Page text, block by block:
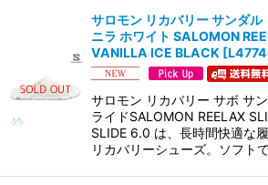
絞り込む
サロモン リカバリー サンダル
ニラ ホワイト SALOMON
VANILLA ICE BLACK [
サロモン リカバリー サボ サ
ライドSALOMON REELAX
SLIDE 6.0 は、長時間快適な
リカバリーシューズ。ソフト